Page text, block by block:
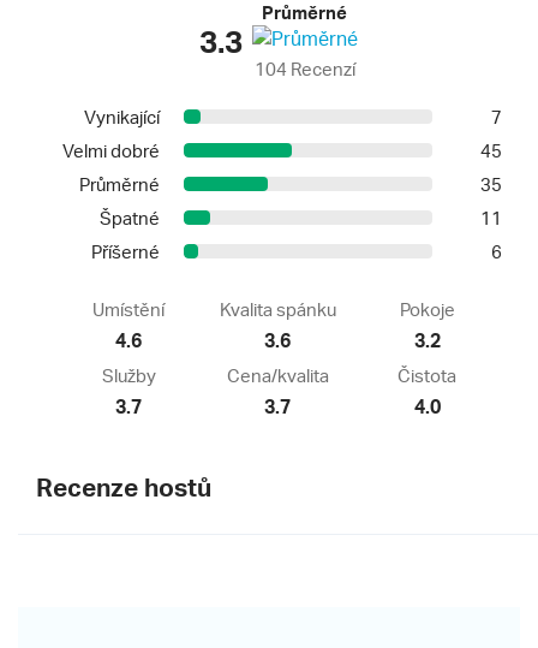
3.3
Průměrné
104 Recenzí
Vynikající
7
Velmi dobré
45
Průměrné
35
Špatné
11
Příšerné
6
Umístění
4.6
Kvalita spánku
3.6
Pokoje
3.2
Služby
3.7
Cena/kvalita
3.7
Čistota
4.0
Recenze hostů